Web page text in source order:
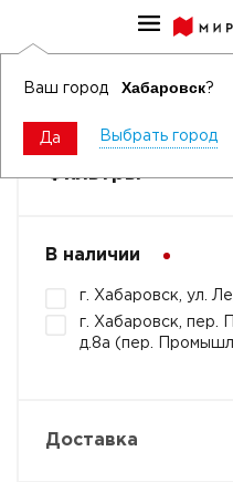
Ваш город Хабаровск?
Да Выбрать город
Бутылки ПЭТ узкое
Фильтры
В наличии
г. Хабаровск, ул.
г. Хабаровск, пер.
д.8а (пер.
Доставка